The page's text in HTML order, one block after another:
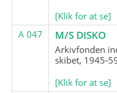
[Klik for at se]
A 047
M/S DISKO
Arkivfonden
skibet, 1945-
[Klik for at se]